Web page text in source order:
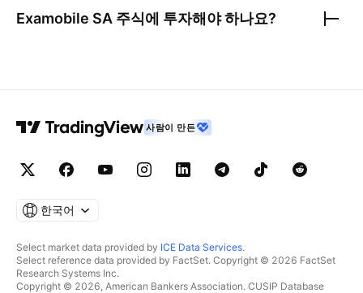
Examobile SA 주식에 투자해야 하나요?
사람이 만든
한국어
Select market data provided by ICE Data Services.
Select reference data provided by FactSet. Copyright © 2026 FactSet
Research Systems Inc.
Copyright © 2026, American Bankers Association. CUSIP Database